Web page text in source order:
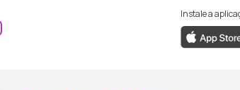
ao Facebook da RTP
Aceder ao Instagram da
Instale a